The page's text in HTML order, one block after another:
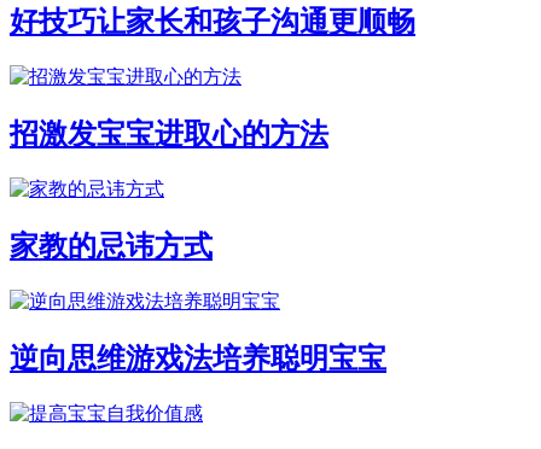
好技巧让家长和孩子沟通更顺畅
招激发宝宝进取心的方法
家教的忌讳方式
逆向思维游戏法培养聪明宝宝